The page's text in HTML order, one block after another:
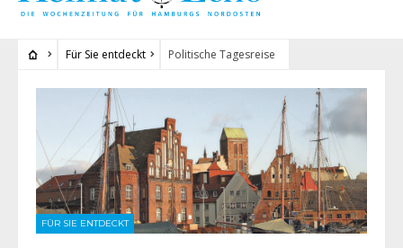
Für Sie entdeckt Politische Tagesreise
FÜR SIE ENTDECKT